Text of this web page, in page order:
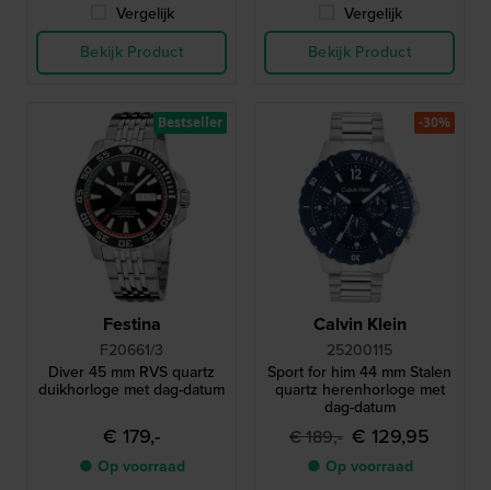
Vergelijk
Bekijk Product
Vergelijk
Bekijk Product
Festina
F20661/3
Diver 45 mm RVS quartz
duikhorloge met dag-datum
€ 179,-
● Op voorraad
Bestseller
Calvin Klein
25200115
Sport for him 44 mm Stalen
quartz herenhorloge met
dag-datum
€ 189,- € 129,95
● Op voorraad
-30%